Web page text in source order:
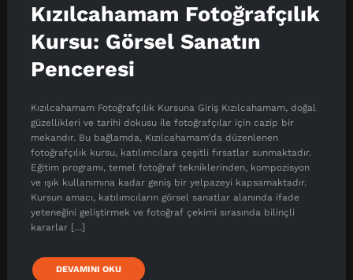
Kızılcahamam Fotoğrafçılık
Kursu: Görsel Sanatın
Penceresi
Kızılcahamam Fotoğrafçılık Kursuna Giriş Kızılcahamam, doğal
güzellikleri ve tarihi dokusu ile fotoğrafçılar için cazip bir
mekandır. Bu bağlamda, Kızılcahamam’da düzenlenen
fotoğrafçılık kursu, katılımcılara çeşitli fırsatlar sunmaktadır.
Eğitim programı, temel fotoğraf tekniklerinden, kompozisyon
ve ışık kullanımına kadar geniş bir yelpazeyi kapsamaktadır.
Kursun amacı, katılımcıların görsel sanatlar alanında ifade
yeteneğini geliştirmek ve fotoğraf çekimi sırasında bilinçli
kararlar […]
DEVAMINI OKU